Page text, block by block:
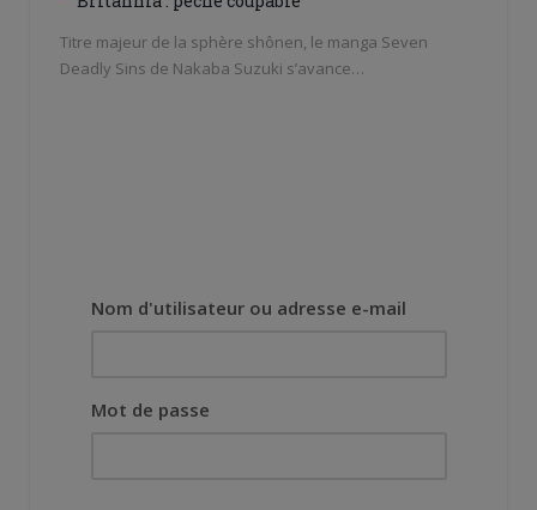
Titre majeur de la sphère shônen, le manga Seven
Deadly Sins de Nakaba Suzuki s’avance…
Nom d'utilisateur ou adresse e-mail
Mot de passe